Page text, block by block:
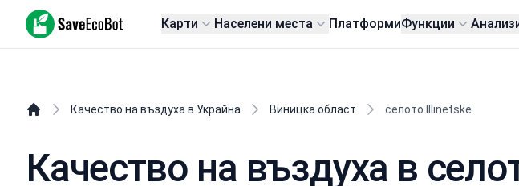
SaveEcoBot Карти Населени места ПлатформиФункции
Качество на въздуха в Украйна Виницка област селото Illinetske
Качество на въздуха в